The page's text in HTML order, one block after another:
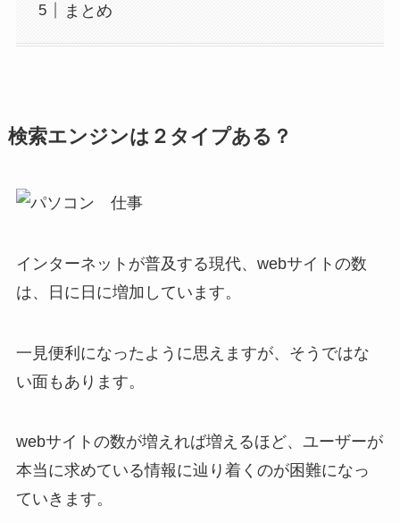
まとめ
検索エンジンは２タイプある？
インターネットが普及する現代、webサイトの数
は、日に日に増加しています。
一見便利になったように思えますが、そうではな
い面もあります。
webサイトの数が増えれば増えるほど、ユーザーが
本当に求めている情報に辿り着くのが困難になっ
ていきます。